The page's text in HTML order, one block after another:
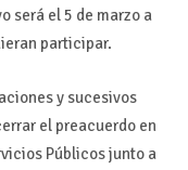
será el 5 de marzo a
participar.
y sucesivos
el preacuerdo en
Públicos junto a